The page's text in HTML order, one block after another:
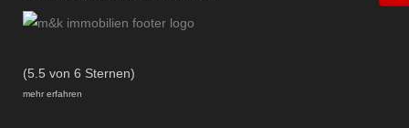
(5.5 von 6 Sternen)
mehr erfahren